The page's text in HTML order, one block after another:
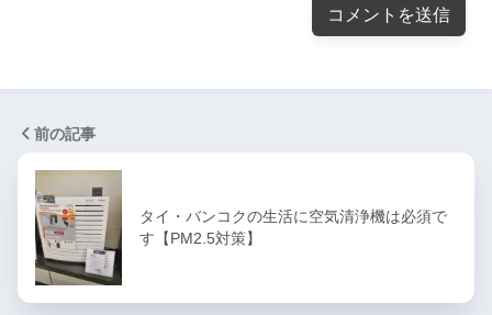
前の記事
タイ・バンコクの生活に空気清浄機は必須で
す【PM2.5対策】